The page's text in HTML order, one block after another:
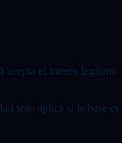
acepta el interés legítimo
solo aplica si la base es